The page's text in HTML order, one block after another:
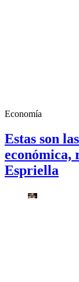
Economía
Estas son
económica,
Espriella